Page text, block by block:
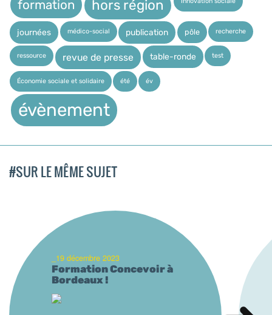
formation hors région
journées médico-social publication pôle recherche
ressource revue de presse table-ronde test
Économie sociale et solidaire été év
évènement
#SUR LE MÊME SUJET
_19 décembre 2023
Formation Concevoir à
Bordeaux !